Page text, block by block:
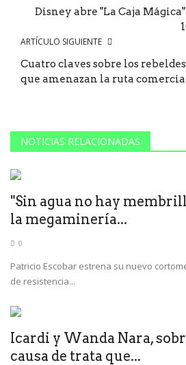
Disney abre "La Caja
ARTÍCULO SIGUIENTE
Cuatro claves sobre los
que amenazan la ruta
NOTICIAS RELACIONADAS
"Sin agua no hay
la megaminería...
0
Patricio Escobar estrena su nuevo
de resistencia...
Icardi y Wanda Nara,
causa de trata que...